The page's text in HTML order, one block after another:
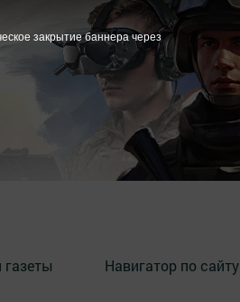
Навигатор по сайту
закрытие баннера через